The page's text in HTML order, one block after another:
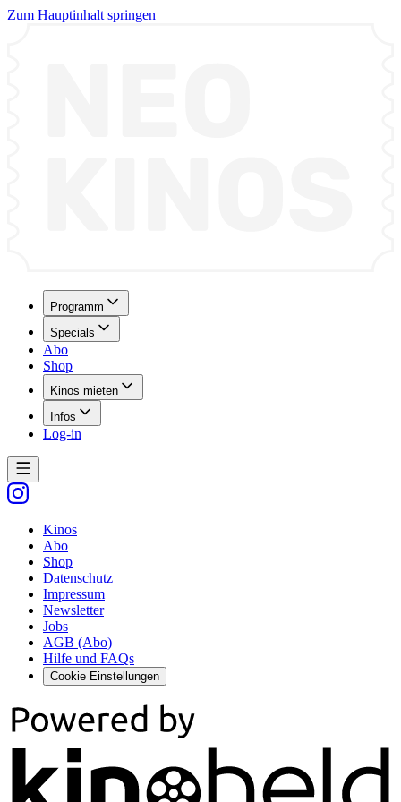
Zum Hauptinhalt springen
Programm
Specials
Abo
Shop
Kinos mieten
Infos
Log-in
Kinos
Abo
Shop
Datenschutz
Impressum
Newsletter
Jobs
AGB (Abo)
Hilfe und FAQs
Cookie Einstellungen